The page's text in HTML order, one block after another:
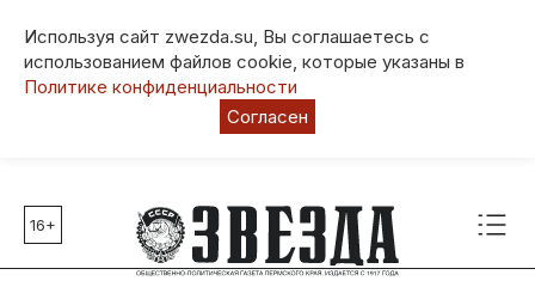
Используя сайт zwezda.su, Вы соглашаетесь с
использованием файлов cookie, которые указаны в
Политике конфиденциальности
Согласен
Главные темы
80 лет Победы
16+